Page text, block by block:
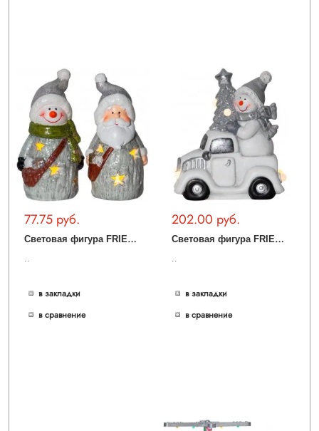
77.75 руб.
С
ветовая фигура FRIENDS 991-08
..
в закладки
в сравнение
202.00 руб.
С
ветовая фигура FRIENDS 991-28
..
в закладки
в сравнение